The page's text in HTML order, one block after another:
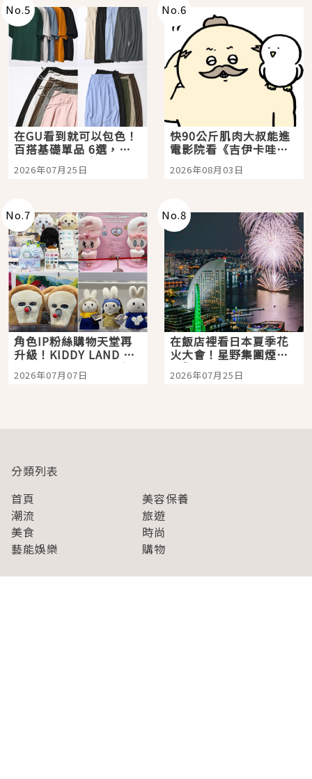
No.5
在GU看到就可以包色！
百搭基礎單品 6選，閉
眼全收也不心疼
2026年07月25日
No.6
快90公斤肌肉大叔能進
電影院看《吉伊卡哇》
嗎？日本重金屬樂團
「打首」會長與nagano
2026年08月03日
No.7
角色IP粉絲購物天堂再
升級！KIDDY LAND 原
宿店吉伊卡哇迎客，新
開幕 OMOKADO 店3分
2026年07月07日
No.8
在飯店裡看日本夏季花
火大會！星野集團煙火
景觀飯店6選，讓你不用
人擠人悠閒欣賞
2026年07月25日
分類列表
首頁
美容保養
潮流
旅遊
美食
時尚
藝能娛樂
購物